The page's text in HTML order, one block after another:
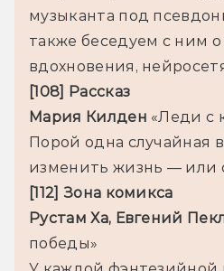
музыканта под
также беседуем с ним
вдохновения,
Мария Килден
Порой одна случайная
изменить жизнь — или
[112] Зона комикса
Рустам Ха, Евгений
победы»